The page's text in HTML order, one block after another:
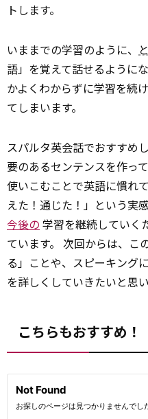
トします。
いままでの学習のように、
語」を覚えて話せるように
かよくわからずに学習を続
てしまいます。
スパルタ英会話でおすすめ
要のあるセンテンスを作っ
使いこむことで英語に慣れ
えた！通じた！」という実
今後の 学習を継続していく
ています。 次回からは、こ
る」ことや、スピーキング
を詳しくしていきたいと思
こちらもおすすめ！